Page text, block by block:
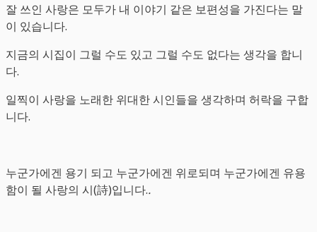
잘 쓰인 사랑은 모두가 내 이야기 같은 보편성을 가진다는 말
이 있습니다.
지금의 시집이 그럴 수도 있고 그럴 수도 없다는 생각을 합니
다.
일찍이 사랑을 노래한 위대한 시인들을 생각하며 허락을 구합
니다.
누군가에겐 용기 되고 누군가에겐 위로되며 누군가에겐 유용
함이 될 사랑의 시(詩)입니다..